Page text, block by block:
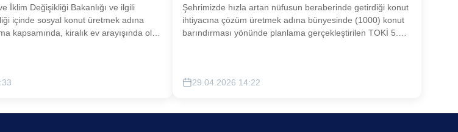
İklim Değişikliği Bakanlığı ve ilgili
içinde sosyal konut üretmek adına
kapsamında, kiralık ev arayışında olan
Şehrimizde hızla artan nüfusun beraberinde getirdiği konut
ihtiyacına çözüm üretmek adına bünyesinde (1000) konut
barındırması yönünde planlama gerçekleştirilen TOKİ 5.
29.04.2026 14:22